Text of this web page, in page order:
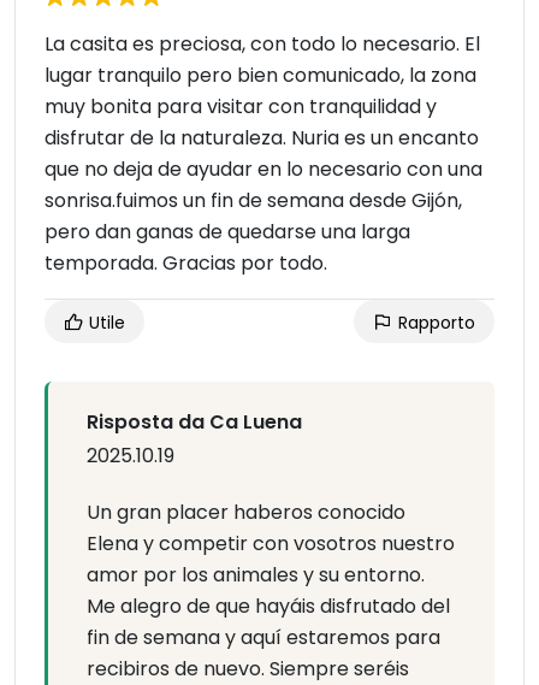
La casita es preciosa, con todo lo necesario. El
lugar tranquilo pero bien comunicado, la zona
muy bonita para visitar con tranquilidad y
disfrutar de la naturaleza. Nuria es un encanto
que no deja de ayudar en lo necesario con una
sonrisa.fuimos un fin de semana desde Gijón,
pero dan ganas de quedarse una larga
temporada. Gracias por todo.
Utile Rapporto
Risposta da Ca Luena
2025.10.19
Un gran placer haberos conocido
Elena y competir con vosotros nuestro
amor por los animales y su entorno.
Me alegro de que hayáis disfrutado del
fin de semana y aquí estaremos para
recibiros de nuevo. Siempre seréis